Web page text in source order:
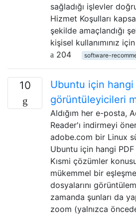
sağladığı işlevler
Hizmet Koşulları
şekilde amaçlandığı
kişisel kullanımınız
204
software-
10
Ubuntu için hangi
görüntüleyicileri
Aldığım her e-posta,
Reader'ı indirmeyi
adobe.com bir Linux
Ubuntu için hangi
Kısmi çözümler
mükemmel bir
dosyalarını
zamanda şunları da
zoom (yalnızca